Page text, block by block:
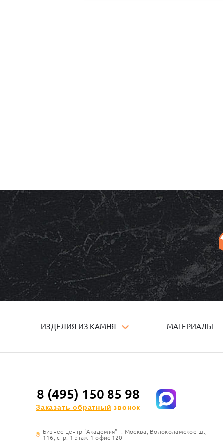
ИЗДЕЛИЯ ИЗ КАМНЯ МАТЕРИАЛЫ
8 (495) 150 85 98
Заказать обратный звонок
Бизнес-центр "Академия" г. Москва, Волоколамское ш.,
116, стр. 1 этаж 1 офис 120